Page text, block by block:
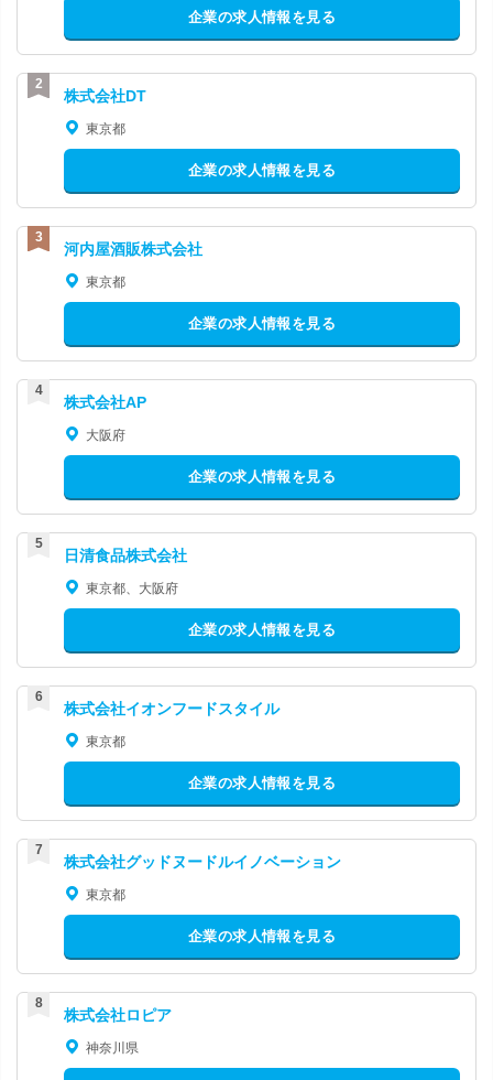
企業の求人情報を見る
株式会社DT
東京都
企業の求人情報を見る
河内屋酒販株式会社
東京都
企業の求人情報を見る
株式会社AP
大阪府
企業の求人情報を見る
日清食品株式会社
東京都、大阪府
企業の求人情報を見る
株式会社イオンフードスタイル
東京都
企業の求人情報を見る
株式会社グッドヌードルイノベーション
東京都
企業の求人情報を見る
株式会社ロピア
神奈川県